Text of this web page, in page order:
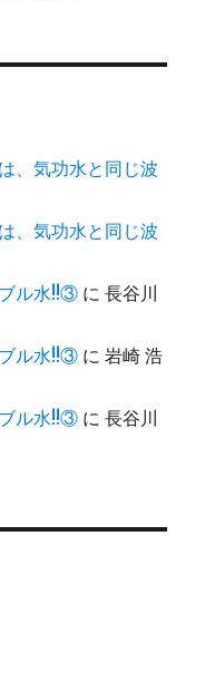
、気功水と同じ波
、気功水と同じ波
ル水!!③ に長谷川
ル水!!③ に岩崎 浩
ル水!!③ に長谷川